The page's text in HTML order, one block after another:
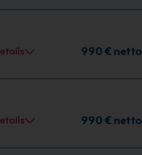
990 € netto
990 € netto